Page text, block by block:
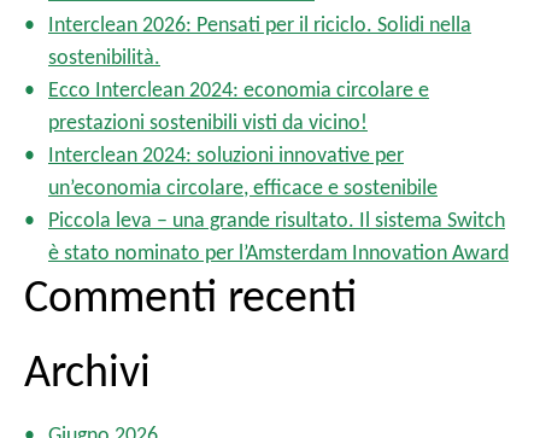
i
o
e
e
l
a
r
c
Interclean 2026: Pensati per il riciclo. Solidi nella
sostenibilità.
Ecco Interclean 2024: economia circolare e
prestazioni sostenibili visti da vicino!
Interclean 2024: soluzioni innovative per
un’economia circolare, efficace e sostenibile
Piccola leva – una grande risultato. Il sistema Switch
è stato nominato per l’Amsterdam Innovation Award
Commenti recenti
Archivi